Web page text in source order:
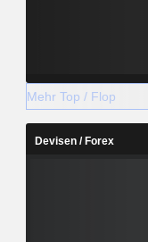
Mehr Top / Flop
Devisen / Forex